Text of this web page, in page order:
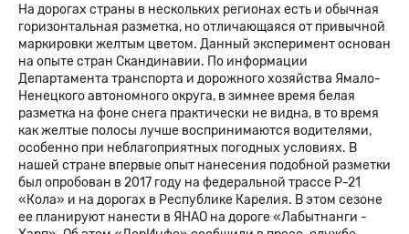
На дорогах страны в нескольких регионах есть и обычная
горизонтальная разметка, но отличающаяся от привычной
маркировки желтым цветом. Данный эксперимент основан
на опыте стран Скандинавии. По информации
Департамента транспорта и дорожного хозяйства Ямало-
Ненецкого автономного округа, в зимнее время белая
разметка на фоне снега практически не видна, в то время
как желтые полосы лучше воспринимаются водителями,
особенно при неблагоприятных погодных условиях. В
нашей стране впервые опыт нанесения подобной разметки
был опробован в 2017 году на федеральной трассе Р-21
«Кола» и на дорогах в Республике Карелия. В этом сезоне
ее планируют нанести в ЯНАО на дороге «Лабытнанги -